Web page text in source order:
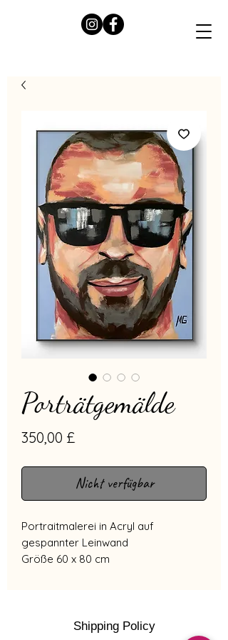
Porträtgemälde
350,00 £Preis
Nicht verfügbar
Portraitmalerei in Acryl auf
gespannter Leinwand
Größe 60 x 80 cm
Shipping Policy